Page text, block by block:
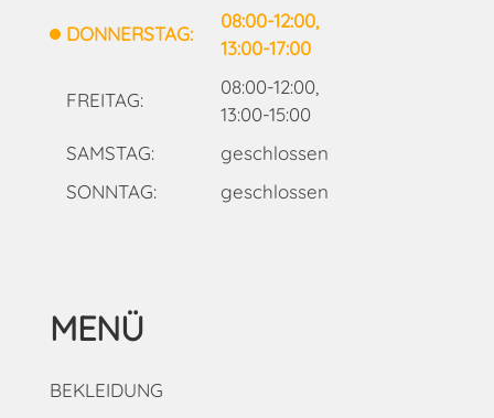
DONNERSTAG:
08:00-12:00,
13:00-17:00
FREITAG:
08:00-12:00,
13:00-15:00
SAMSTAG:
geschlossen
SONNTAG:
geschlossen
MENÜ
BEKLEIDUNG